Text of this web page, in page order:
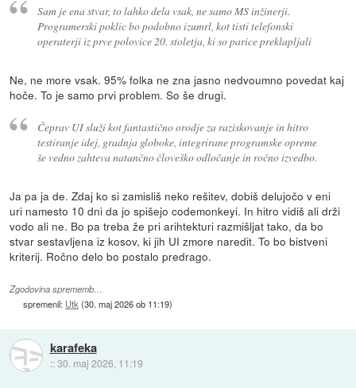
Sam je ena stvar, to lahko dela vsak, ne samo MS inžinerji.
Programerski poklic bo podobno izumrl, kot tisti telefonski
operaterji iz prve polovice 20. stoletja, ki so parice preklapljali
Ne, ne more vsak. 95% folka ne zna jasno nedvoumno povedat kaj
hoče. To je samo prvi problem. So še drugi.
Čeprav UI služi kot fantastično orodje za raziskovanje in hitro
testiranje idej, gradnja globoke, integrirane programske opreme
še vedno zahteva natančno človeško odločanje in ročno izvedbo.
Ja pa ja de. Zdaj ko si zamisliš neko rešitev, dobiš delujočo v eni
uri namesto 10 dni da jo spišejo codemonkeyi. In hitro vidiš ali drži
vodo ali ne. Bo pa treba že pri arihtekturi razmišljat tako, da bo
stvar sestavljena iz kosov, ki jih UI zmore naredit. To bo bistveni
kriterij. Ročno delo bo postalo predrago.
Zgodovina sprememb…
spremenil: Utk(30. maj 2026 ob 11:19)
karafeka
::30. maj 2026, 11:19